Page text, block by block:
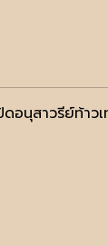
นุสาวรีย์ท้าวเ